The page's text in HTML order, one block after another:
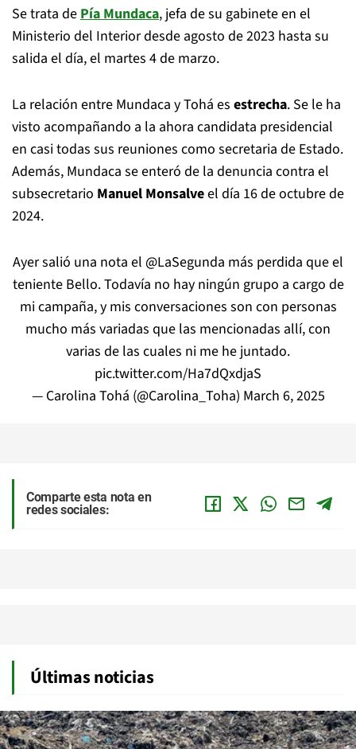
Se trata dePía Mundaca, jefa de su gabinete en el
Ministerio del Interior desde agosto de 2023 hasta su
salida el día, el martes 4 de marzo.
La relación entre Mundaca y Tohá es estrecha. Se le ha
visto acompañando a la ahora candidata presidencial
en casi todas sus reuniones como secretaria de Estado.
Además, Mundaca se enteró de la denuncia contra el
subsecretario Manuel Monsalveel día 16 de octubre de
2024.
Ayer salió una nota el @LaSegunda más perdida que el
teniente Bello. Todavía no hay ningún grupo a cargo de
mi campaña, y mis conversaciones son con personas
mucho más variadas que las mencionadas allí, con
varias de las cuales ni me he juntado.
pic.twitter.com/Ha7dQxdjaS
— Carolina Tohá (@Carolina_Toha) March 6, 2025
Comparte esta nota en
redes sociales:
Últimas noticias